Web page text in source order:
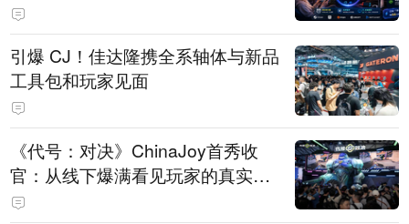
引爆 CJ！佳达隆携全系轴体与新品
工具包和玩家见面
《代号：对决》ChinaJoy首秀收
官：从线下爆满看见玩家的真实期
待